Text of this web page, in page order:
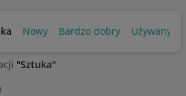
Nowy Bardzo dobry Używany
"Sztuka"